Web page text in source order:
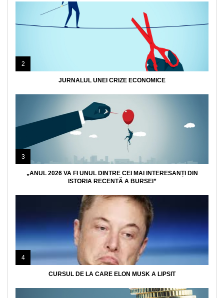
2
JURNALUL UNEI CRIZE ECONOMICE
3
„ANUL 2026 VA FI UNUL DINTRE CEI MAI INTERESANȚI DIN
ISTORIA RECENTĂ A BURSEI”
4
CURSUL DE LA CARE ELON MUSK A LIPSIT